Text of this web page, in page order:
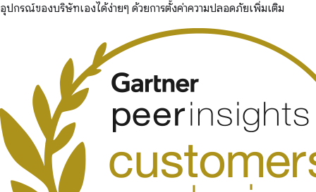
อุปกรณ์ของบริษัทเองได้ง่ายๆ ด้วยการตั้งค่าความปลอดภัยเพิ่มเติม